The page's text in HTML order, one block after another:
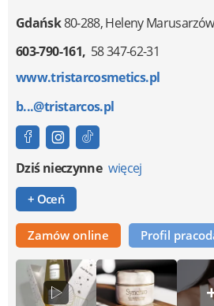
Gdańsk80-288,Heleny
603-790-161 58 347-62-31
www.tristarcosmetics.pl
b...@tristarcos.pl
Dziś nieczynne więcej
+ Oceń
Zamów online Profil